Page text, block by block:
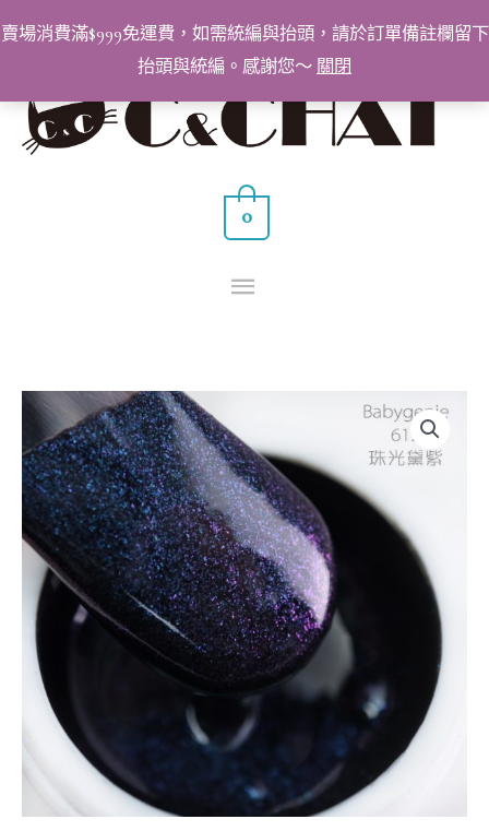
賣場消費滿$999免運費，如需統編與抬頭，請於訂單備註欄留下
抬頭與統編。感謝您～ 關閉
至
要
選
0
BabyGenie
美
甲
罐
裝
膠
光
612